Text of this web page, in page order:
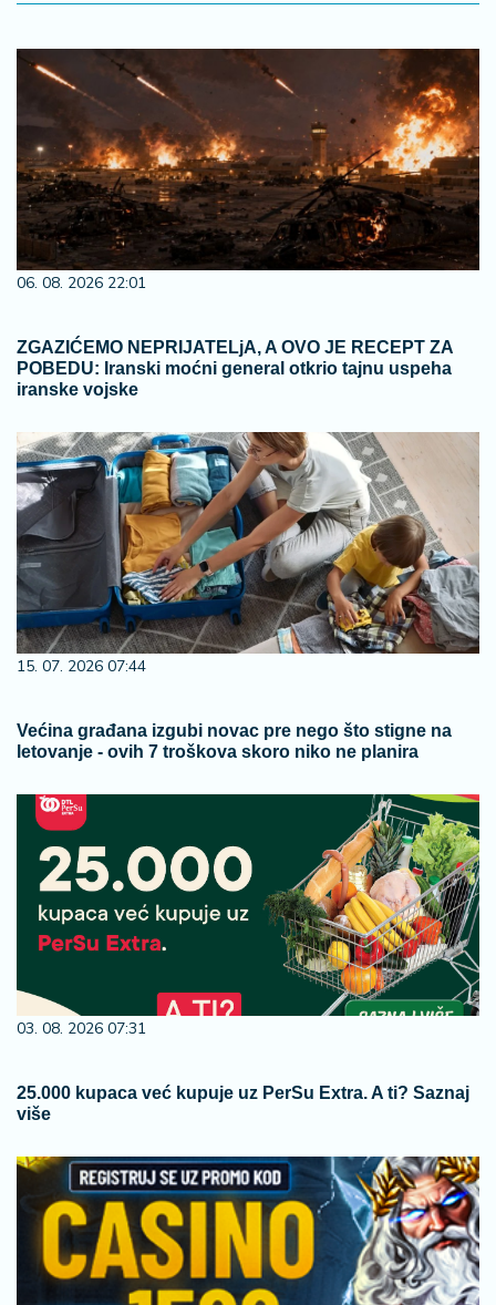
06. 08. 2026 22:01
ZGAZIĆEMO NEPRIJATELjA, A OVO JE RECEPT ZA
POBEDU: Iranski moćni general otkrio tajnu uspeha
iranske vojske
15. 07. 2026 07:44
Većina građana izgubi novac pre nego što stigne na
letovanje - ovih 7 troškova skoro niko ne planira
03. 08. 2026 07:31
25.000 kupaca već kupuje uz PerSu Extra. A ti? Saznaj
više